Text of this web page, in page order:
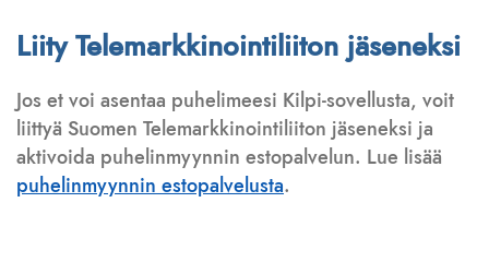
Liity Telemarkkinointiliiton jäseneksi
Jos et voi asentaa puhelimeesi Kilpi-sovellusta, voit
liittyä Suomen Telemarkkinointiliiton jäseneksi ja
aktivoida puhelinmyynnin estopalvelun. Lue lisää
puhelinmyynnin estopalvelusta.